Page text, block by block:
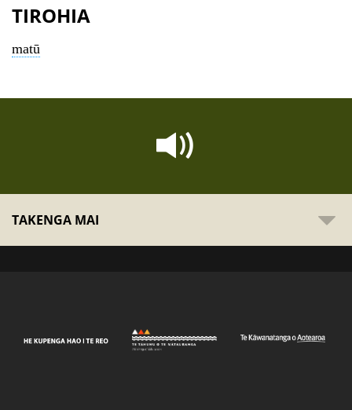
TIROHIA
matū
TAKENGA MAI